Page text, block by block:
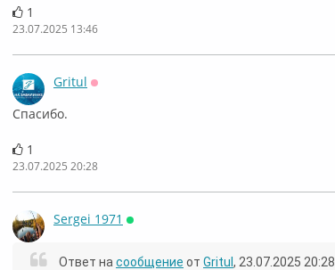
Peggy Lee –
1
23.07.2025 13:46
Gritul
Спасибо.
1
23.07.2025 20:28
Sergei 1971
Ответ на сообщение от Gritul , 23.07.2025 20:28